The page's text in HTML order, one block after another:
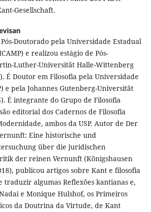
Gesellschaft.
Doutorado pela Universidade Estadual
e realizou estágio de Pós-
Luther-Universität Halle-Wittenberg
É Doutor em Filosofia pela Universidade
e pela Johannes Gutenberg-Universität
É integrante do Grupo de Filosofia
editorial dos Cadernos de Filosofia
ambos da USP. Autor de Der
Eine historische und
über die juridischen
der reinen Vernunft (Königshausen
publicou artigos sobre Kant e filosofia
traduzir algumas Reflexões kantianas e,
e Monique Hulshof, os Primeiros
da Doutrina da Virtude, de Kant